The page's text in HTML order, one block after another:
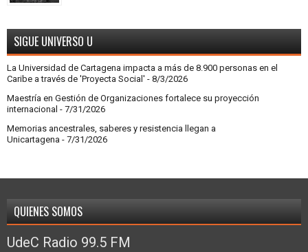
SIGUE UNIVERSO U
La Universidad de Cartagena impacta a más de 8.900 personas en el
Caribe a través de 'Proyecta Social' - 8/3/2026
Maestría en Gestión de Organizaciones fortalece su proyección
internacional - 7/31/2026
Memorias ancestrales, saberes y resistencia llegan a
Unicartagena - 7/31/2026
QUIENES SOMOS
UdeC Radio 99.5 FM